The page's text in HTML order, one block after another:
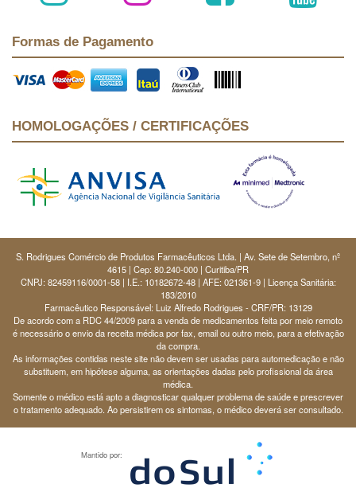
Formas de Pagamento
HOMOLOGAÇÕES / CERTIFICAÇÕES
S. Rodrigues Comércio de Produtos Farmacêuticos Ltda. | Av. Sete de Setembro, nº
4615 | Cep: 80.240-000 | Curitiba/PR
CNPJ: 82459116/0001-58 | I.E.: 10182672-48 | AFE: 021361-9 | Licença Sanitária:
183/2010
Farmacêutico Responsável: Luiz Alfredo Rodrigues - CRF/PR: 13129
De acordo com a RDC 44/2009 para a venda de medicamentos feita por meio remoto
é necessário o envio da receita médica por fax, email ou outro meio, para a efetivação
da compra.
As informações contidas neste site não devem ser usadas para automedicação e não
substituem, em hipótese alguma, as orientações dadas pelo profissional da área
médica.
Somente o médico está apto a diagnosticar qualquer problema de saúde e prescrever
o tratamento adequado. Ao persistirem os sintomas, o médico deverá ser consultado.
Mantido por: